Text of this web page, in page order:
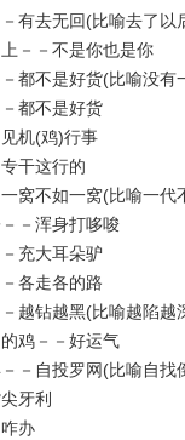
有去无回(比喻去了以
－－不是你也是你
都不是好货(比喻没有
都不是好货
机(鸡)行事
干这行的
窝不如一窝(比喻一代
－浑身打哆唆
充大耳朵驴
各走各的路
越钻越黑(比喻越陷越
鸡－－好运气
－自投罗网(比喻自找
牙利
办